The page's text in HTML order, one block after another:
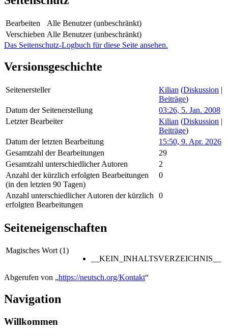
Bearbeiten
Alle Benutzer (unbeschränkt)
Verschieben Alle Benutzer (unbeschränkt)
Das Seitenschutz-Logbuch für diese Seite ansehen.
Versionsgeschichte
Seitenersteller Kilian (Diskussion |
Beiträge)
Datum der Seitenerstellung
03:26, 5. Jan. 2008
Letzter Bearbeiter
Kilian (Diskussion |
Beiträge)
Datum der letzten Bearbeitung
15:50, 9. Apr. 2026
Gesamtzahl der Bearbeitungen
29
Gesamtzahl unterschiedlicher Autoren
2
Anzahl der kürzlich erfolgten Bearbeitungen
(in den letzten 90 Tagen)
0
Anzahl unterschiedlicher Autoren der kürzlich
erfolgten Bearbeitungen
0
Seiteneigenschaften
Magisches Wort (1)
__KEIN_INHALTSVERZEICHNIS__
Abgerufen von „https://neutsch.org/Kontakt“
Navigation
Willkommen